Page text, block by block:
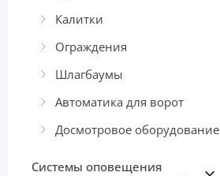
Калитки
Ограждения
Шлагбаумы
Автоматика для ворот
Досмотровое оборудование
Системы оповещения